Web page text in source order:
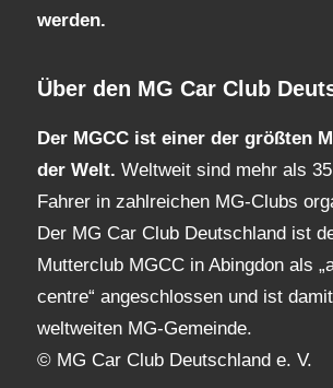
werden.
Über den MG Car Club
Der MGCC ist einer der größten
der Welt. Weltweit sind mehr als
Fahrer in zahlreichen MG-Clubs
Der MG Car Club Deutschland ist
Mutterclub MGCC in Abingdon als
centre“ angeschlossen und ist
weltweiten MG-Gemeinde.
© MG Car Club Deutschland e. V.